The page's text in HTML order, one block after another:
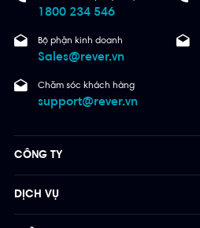
1800 234 546
Bộ phận kinh doanh
Sales@rever.vn
Chăm sóc khách hàng
support@rever.vn
CÔNG TY
DỊCH VỤ